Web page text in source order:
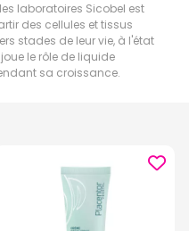
laboratoires Sicobel est
des cellules et tissus
stades de leur vie, à l'état
le rôle de liquide
sa croissance.